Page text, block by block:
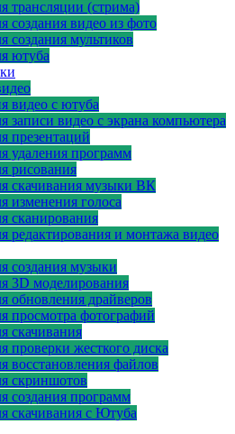
трансляции (стрима)
создания видео из фото
создания мультиков
ютуба
видео с ютуба
записи видео с экрана компьютера
презентаций
удаления программ
рисования
скачивания музыки ВК
изменения голоса
сканирования
редактирования и монтажа видео
создания музыки
3D моделирования
обновления драйверов
просмотра фотографий
скачивания
проверки жесткого диска
восстановления файлов
скриншотов
создания программ
скачивания с Ютуба